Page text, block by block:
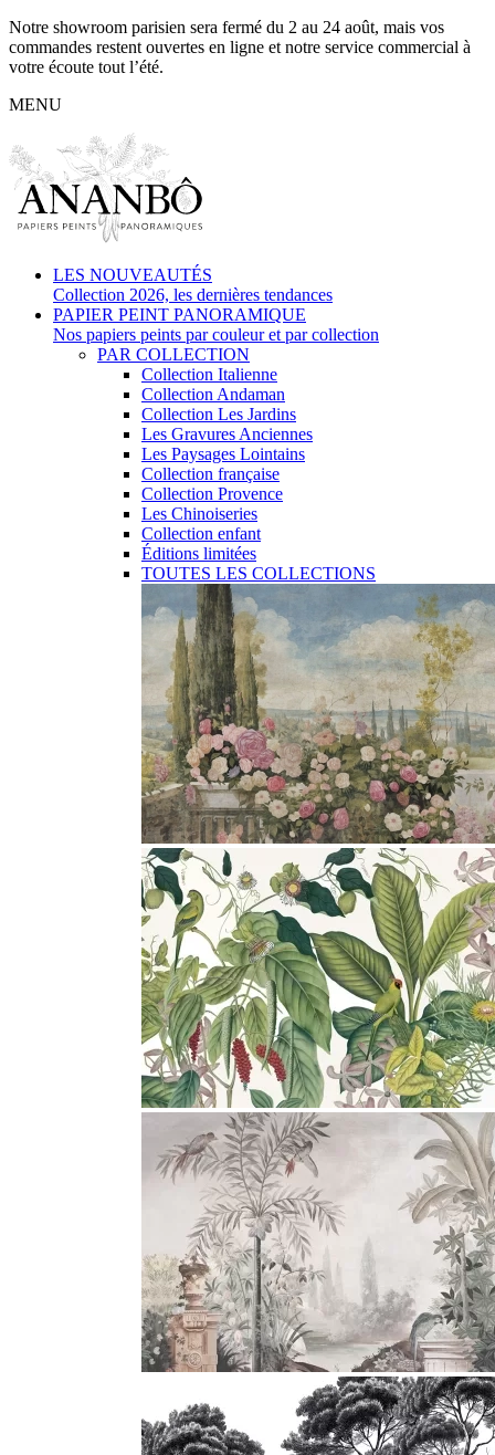
Notre showroom parisien sera fermé du 2 au 24 août, mais vos
commandes restent ouvertes en ligne et notre service commercial à
votre écoute tout l’été.
MENU
LES NOUVEAUTÉS
Collection 2026, les dernières tendances
PAPIER PEINT PANORAMIQUE
Nos papiers peints par couleur et par collection
PAR COLLECTION
Collection Italienne
Collection Andaman
Collection Les Jardins
Les Gravures Anciennes
Les Paysages Lointains
Collection française
Collection Provence
Les Chinoiseries
Collection enfant
Éditions limitées
TOUTES LES COLLECTIONS